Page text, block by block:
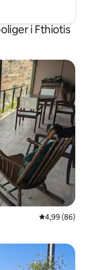
i Fthiotis
4,99 ud af 5 i
4,99 (86)